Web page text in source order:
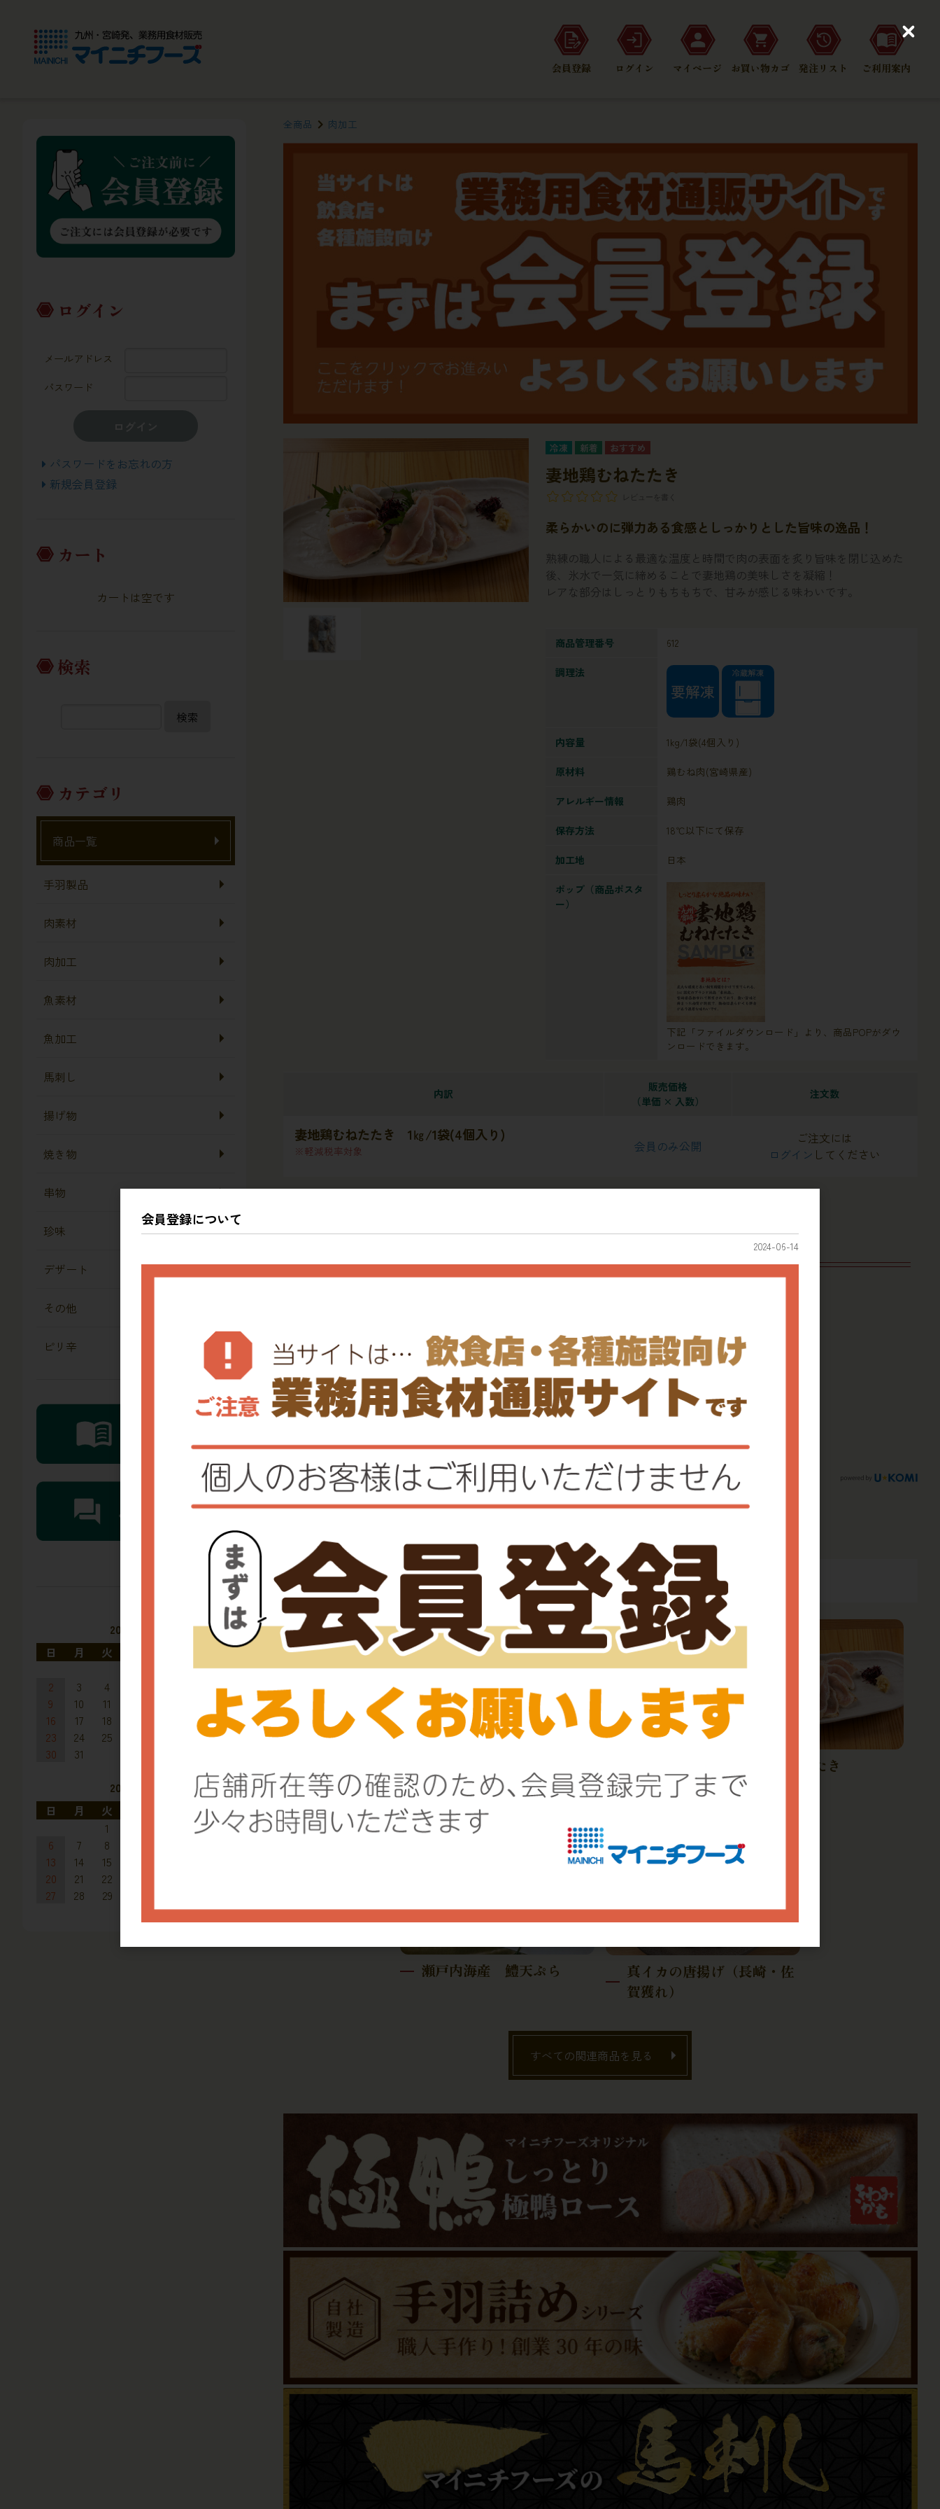
会員登録 ログイン マイページ お買い物カゴ 発注リスト ご利用案内
全商品 肉加工
冷凍
妻地鶏むねたたき
レビューを書く
柔らかいのに弾力ある食感としっかりとした旨味の逸品！
熟練の職人による最適な温度と時間で肉の表面を炙り旨味を閉じ込めた
後、氷水で一気に締めることで妻地鶏の美味しさを凝縮！
レアな部分はしっとりもちもちで、甘みが感じる味わいです。
商品管理番号 612
調理法
内容量 1kg/1袋(4個入り)
原材料 鶏むね肉(宮崎県産)
アレルギー情報 鶏肉
保存方法 18℃以下にて保存
加工地 日本
ポップ（商品ポスタ
ー）
下記「ファイルダウンロード」より、商品POPがダウ
ンロードできます。
内訳
販売価格
（単価 × 入数）
注文数
妻地鶏むねたたき 1㎏/1袋(4個入り)
軽減税率対象 会員のみ公開
ご注文には
ログイン してください
レビュー
レビュー Q&A
関連商品
入)
味）
妻地鶏むねたたき
瀬戸内海産 鱧天ぷら
真イカの唐揚げ（長崎・佐
賀獲れ）
すべての関連商品を見る
ログイン
メールアドレス
パスワード
パスワードをお忘れの方
新規会員登録
カート
カートは空です
検索
検索
カテゴリ
商品一覧
手羽製品
肉素材
肉加工
魚素材
魚加工
馬刺し
揚げ物
焼き物
串物
珍味
デザート
その他
ピリ辛
2026年8月
日
月 火
土
1
2
3 4
8
9
10 11
16
17 18 21
22
23
24 25
29
30
31
2026年9月
日
月 火
1
4
5
6
7 8
13
14 15
20
21 22
27
28 29
会員登録について
2024-06-14
C
o
s